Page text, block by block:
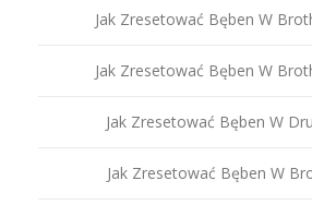
Jak Zresetować Bęben W
Jak Zresetować Bęben W
Jak Zresetować Bęben W
Jak Zresetować Bęben W